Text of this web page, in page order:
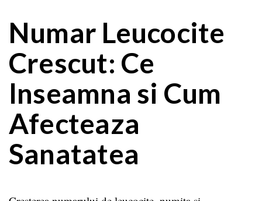
Numar Leucocite
Crescut: Ce
Inseamna si Cum
Afecteaza
Sanatatea